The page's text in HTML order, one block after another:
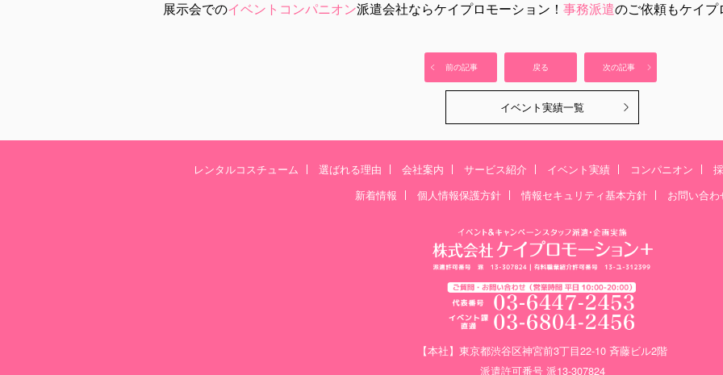
展示会でのイベントコンパニオン派遣会社ならケイプロモーション！ 事務派遣のご依頼もケイプ
前の記事 戻る 次の記事
イベント実績一覧
レンタルコスチューム 選ばれる理由 会社案内 サービス紹介 イベント実績 コンパニオン
新着情報
個人情報保護方針 情報セキュリティ基本方針 お問い合わ
【本社】東京都渋谷区神宮前3丁目22-10 斉藤ビル2階
派遣許可番号 派13-307824